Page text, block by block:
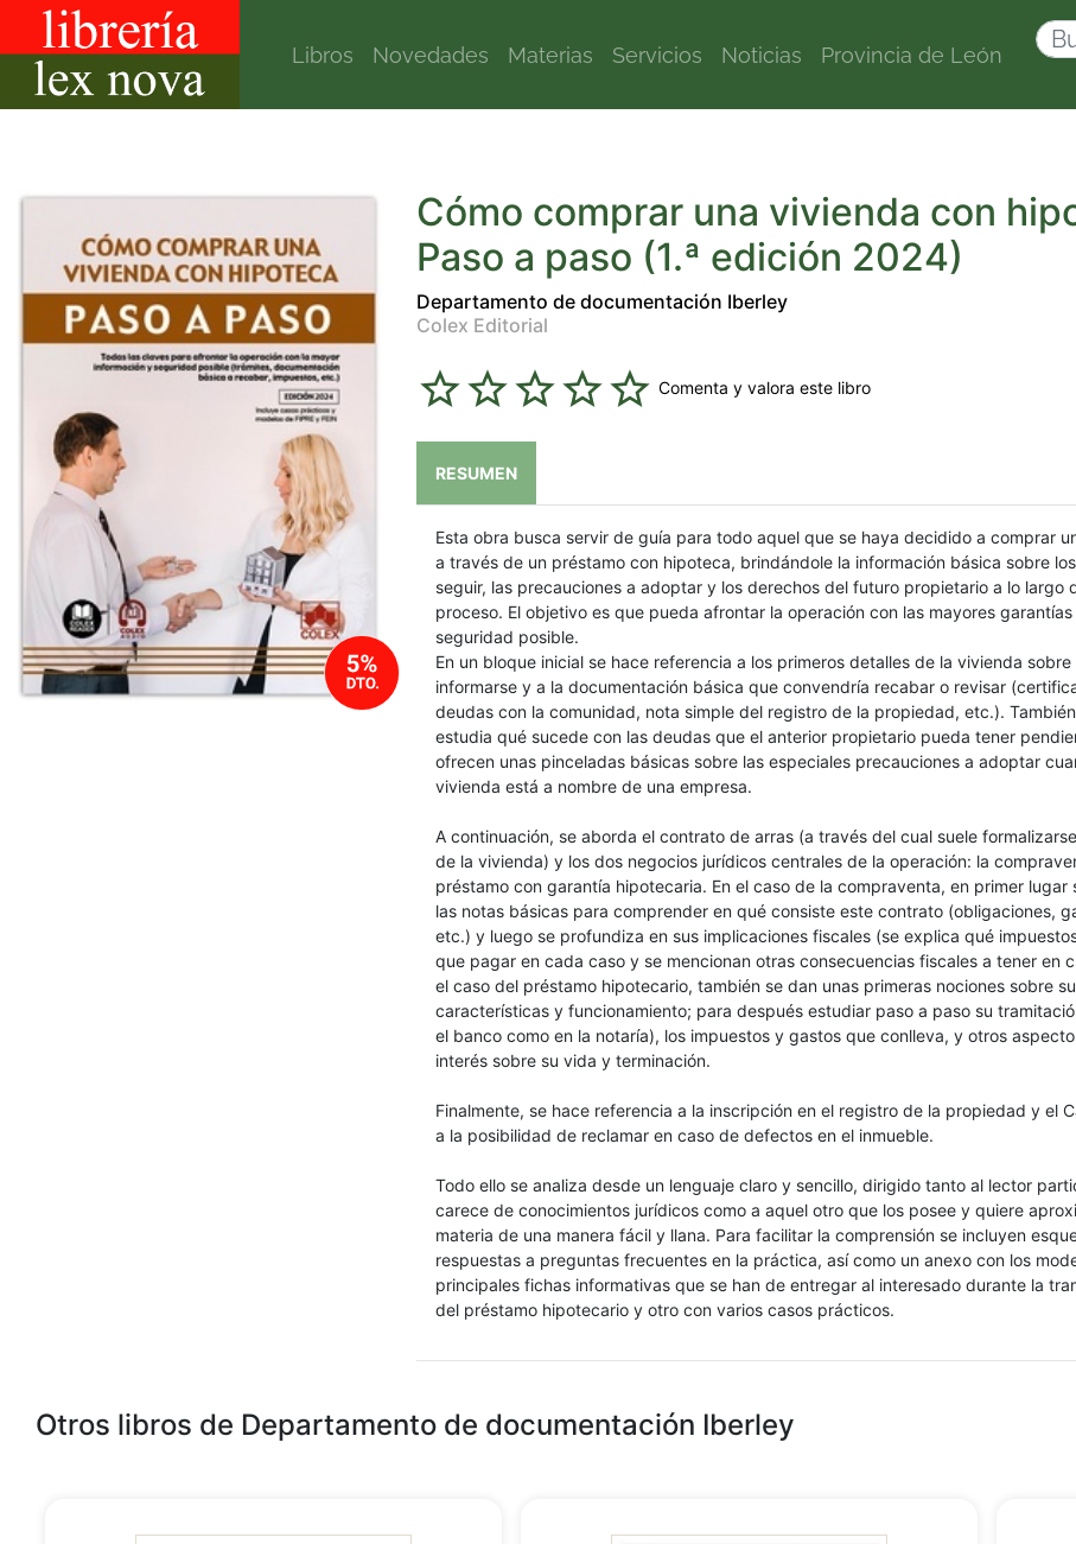
Libros Novedades Materias Servicios Noticias Provincia de León
Cómo comprar una vivienda con
Paso a paso (1.ª edición 2024)
Departamento de documentación Iberley
Colex Editorial
Comenta y valora este libro
RESUMEN
Esta obra busca servir de guía para todo aquel que se haya decidido a comprar
a través de un préstamo con hipoteca, brindándole la información básica sobre
seguir, las precauciones a adoptar y los derechos del futuro propietario a lo largo
proceso. El objetivo es que pueda afrontar la operación con las mayores
seguridad posible.
En un bloque inicial se hace referencia a los primeros detalles de la vivienda sobre
informarse y a la documentación básica que convendría recabar o revisar
deudas con la comunidad, nota simple del registro de la propiedad, etc.).
estudia qué sucede con las deudas que el anterior propietario pueda tener
ofrecen unas pinceladas básicas sobre las especiales precauciones a adoptar
vivienda está a nombre de una empresa.
A continuación, se aborda el contrato de arras (a través del cual suele
de la vivienda) y los dos negocios jurídicos centrales de la operación: la
préstamo con garantía hipotecaria. En el caso de la compraventa, en primer lugar
las notas básicas para comprender en qué consiste este contrato (obligaciones,
etc.) y luego se profundiza en sus implicaciones fiscales (se explica qué
que pagar en cada caso y se mencionan otras consecuencias fiscales a tener en
el caso del préstamo hipotecario, también se dan unas primeras nociones sobre
características y funcionamiento; para después estudiar paso a paso su
el banco como en la notaría), los impuestos y gastos que conlleva, y otros
interés sobre su vida y terminación.
Finalmente, se hace referencia a la inscripción en el registro de la propiedad y el
a la posibilidad de reclamar en caso de defectos en el inmueble.
Todo ello se analiza desde un lenguaje claro y sencillo, dirigido tanto al lector
carece de conocimientos jurídicos como a aquel otro que los posee y quiere
materia de una manera fácil y llana. Para facilitar la comprensión se incluyen
respuestas a preguntas frecuentes en la práctica, así como un anexo con los
principales fichas informativas que se han de entregar al interesado durante la
del préstamo hipotecario y otro con varios casos prácticos.
Otros libros de Departamento de documentación Iberley